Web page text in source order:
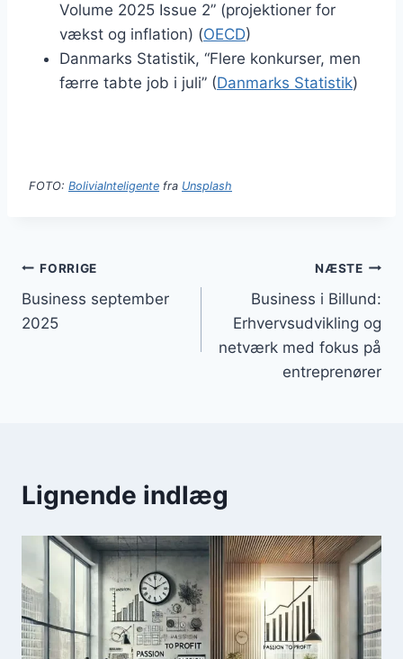
Volume 2025 Issue 2” (projektioner for
vækst og inflation) (OECD)
Danmarks Statistik, “Flere konkurser, men
færre tabte job i juli” (Danmarks Statistik)
FOTO: BoliviaInteligente fra Unsplash
Indlægsnavigation
FORRIGE
Business september
2025
NÆSTE
Business i Billund:
Erhvervsudvikling og
netværk med fokus på
entreprenører
Lignende indlæg